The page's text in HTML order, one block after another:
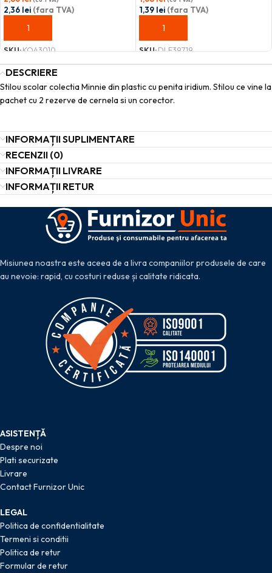
2,36 lei (fara TVA)
ADAUGĂ ÎN COȘ
SKU:KO43010
1,39 lei (fara TVA)
ADAUGĂ ÎN COȘ
SKU:DLE39719
DESCRIERE
Stilou scolar colectia Minnie din plastic cu penita iridium. Stilou ce vine la
pachet cu 2 rezerve de cernela si un corector.
INFORMAȚII SUPLIMENTARE
RECENZII (0)
INFORMAȚII LIVRARE
INFORMAȚII RETUR
Misiunea noastra este aceea de a livra companiilor produsele de care
au nevoie: rapid, cu costuri reduse și calitate ridicata.
ASISTENȚĂ
Despre noi
Plati securizate
Livrare
Contact Furnizor Unic
LEGAL
Politica de confidentialitate
Termeni si conditii
Politica de retur
Formular de retur